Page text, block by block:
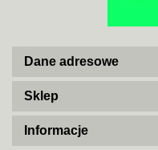
Dane adresowe
Sklep
Informacje